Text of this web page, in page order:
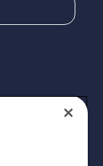
I prezzi